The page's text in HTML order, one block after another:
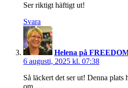
Ser riktigt häftigt ut!
Svara
Helena på
6 augusti, 2025 kl. 07:38
Så läckert det ser ut! Denna plats
om …